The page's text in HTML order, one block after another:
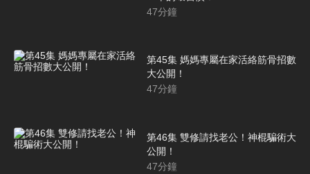
47分鐘
第45集 媽媽專屬在家活絡筋骨招數
大公開！
47分鐘
第46集 雙修請找老公！神棍騙術大
公開！
47分鐘